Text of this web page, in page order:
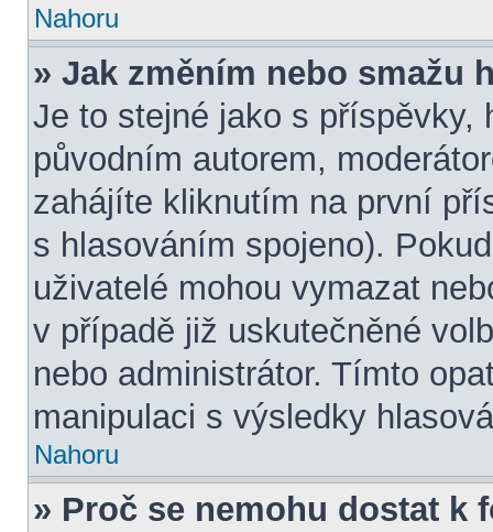
Nahoru
» Jak změním nebo smažu
Je to stejné jako s příspěvky,
původním autorem,
zahájíte kliknutím na první
s hlasováním spojeno).
uživatelé mohou vymazat
v případě již uskutečněné
nebo administrátor. Tímto
manipulaci s výsledky
Nahoru
» Proč se nemohu dostat k